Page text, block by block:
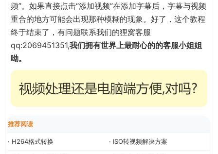
频”。如果直接点击“添加视频”在添加字幕后，字幕与视频
重合的地方可能会出现那种模糊的现象。好了，这个教程
终于结束了，有问题联系我们的狸窝客服
qq:2069451351,我们拥有世界上最耐心的的客服小姐姐
呦。
推荐阅读
· H264格式转换 · ISO转视频解决方案